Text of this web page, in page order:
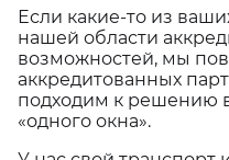
Если какие-то из
нашей области
возможностей, мы
аккредитованных
подходим к решению
«одного окна».